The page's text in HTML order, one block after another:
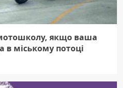
якщо ваша
в міському потоці